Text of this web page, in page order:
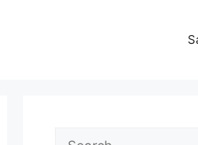
Search